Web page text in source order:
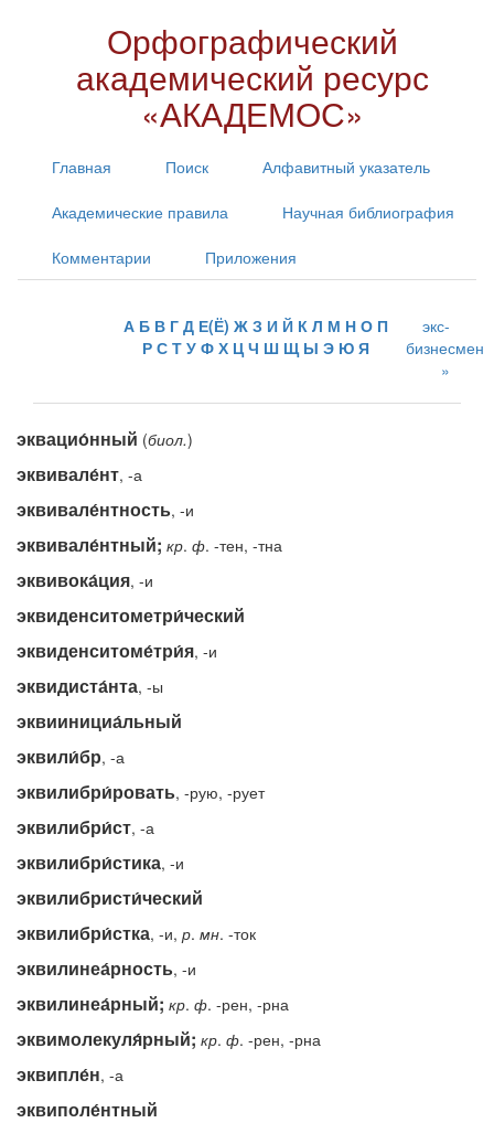
Орфографический
академический ресурс
«АКАДЕМОС»
Главная Поиск Алфавитный указатель
Академические правила Научная библиография
Комментарии Приложения
А Б В Г Д Е(Ё) Ж З И Й К Л М Н О П
Р С Т У Ф Х Ц Ч Ш Щ Ы Э Ю Я
экс-
бизнесмен
эквацио́нный (биол.)
эквивале́нт, -а
эквивале́нтность, -и
эквивале́нтный; кр. ф. -тен, -тна
эквивока́ция, -и
эквиденситометри́ческий
эквиденситоме́три́я, -и
эквидиста́нта, -ы
эквиинициа́льный
эквили́бр, -а
эквилибри́ровать, -рую, -рует
эквилибри́ст, -а
эквилибри́стика, -и
эквилибристи́ческий
эквилибри́стка, -и, р. мн. -ток
эквилинеа́рность, -и
эквилинеа́рный; кр. ф. -рен, -рна
эквимолекуля́рный; кр. ф. -рен, -рна
эквипле́н, -а
эквиполе́нтный